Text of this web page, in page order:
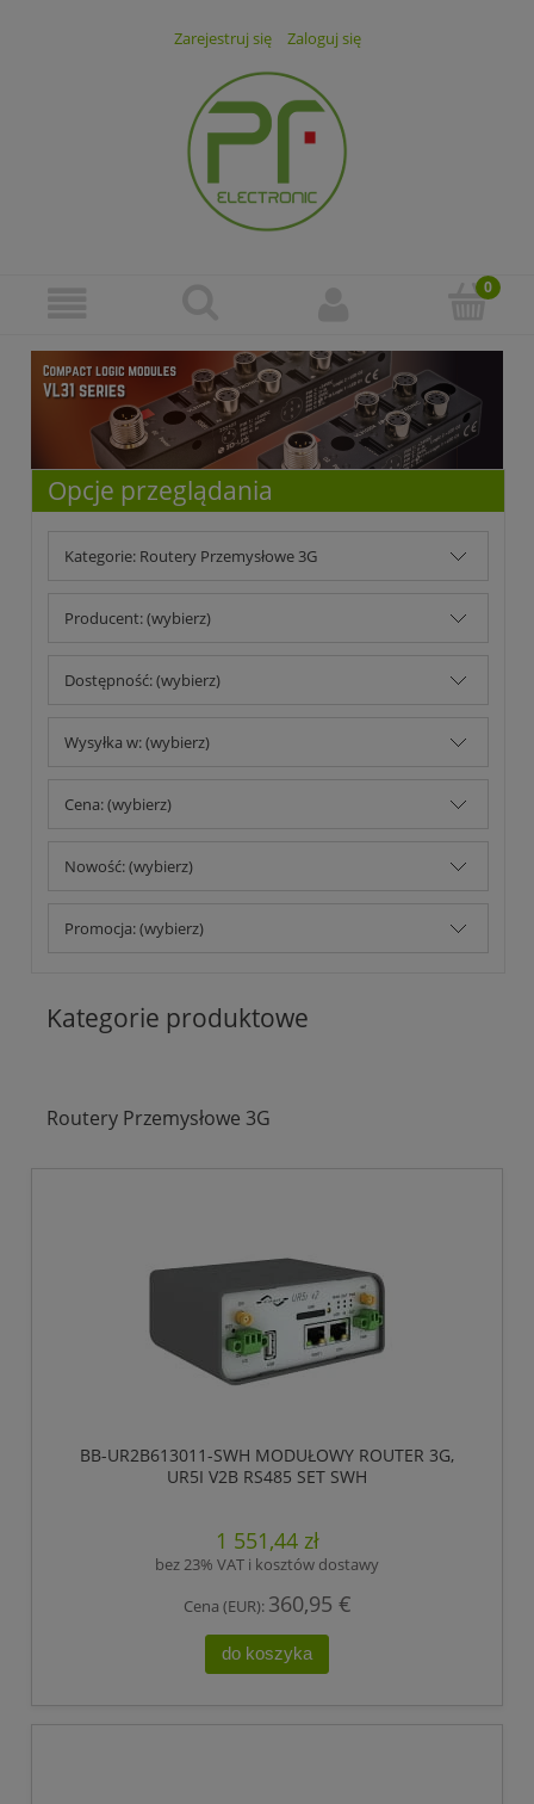
Zarejestruj się Zaloguj się
Opcje przeglądania
Kategorie: Routery Przemysłowe 3G
Producent: (wybierz)
Dostępność: (wybierz)
Wysyłka w: (wybierz)
Cena: (wybierz)
Nowość: (wybierz)
Promocja: (wybierz)
Kategorie produktowe
Routery Przemysłowe 3G
BB-UR2B613011-SWH MODUŁOWY ROUTER 3G,
UR5I V2B RS485 SET SWH
1 551,44 zł
bez 23% VAT i kosztów dostawy
Cena (EUR): 360,95 €
do koszyka